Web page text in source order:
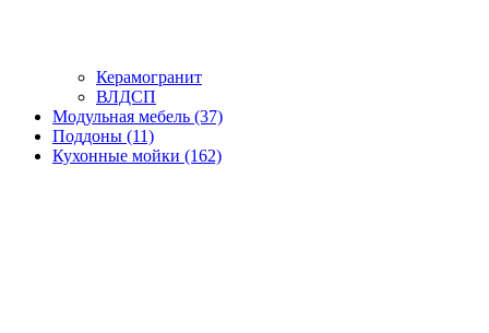
Керамогранит
ВЛДСП
Модульная мебель (37)
Поддоны (11)
Кухонные мойки (162)